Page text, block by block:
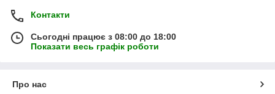
Контакти
Сьогодні працює з 08:00 до 18:00
Показати весь графік роботи
Про нас